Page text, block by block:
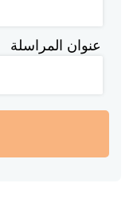
عنوان المراسلة